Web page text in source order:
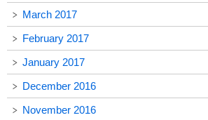
March 2017
February 2017
January 2017
December 2016
November 2016